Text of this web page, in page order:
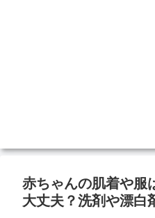
赤ちゃんの肌着や服
大丈夫？洗剤や漂白